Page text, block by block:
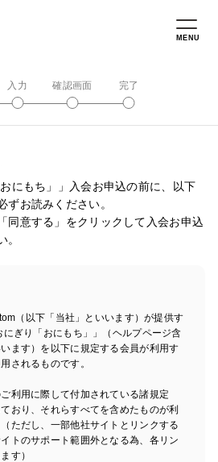
MENU
入力 確認画面 完了
にもち」」入会お申込の前に、以下
ずお読みください。
同意する」をクリックして入会お申込
。
（以下「当社」といいます）が提供す
ぎり「おにもち」」（ヘルプページ含
ます）を以下に規定する会員が利用す
されるものです。
利用に際して付加されている諸規定
おり、それらすべてを含めたものが利
ただし、一部他社サイトとリンクする
トのサポート範囲外となる為、各リン
す）